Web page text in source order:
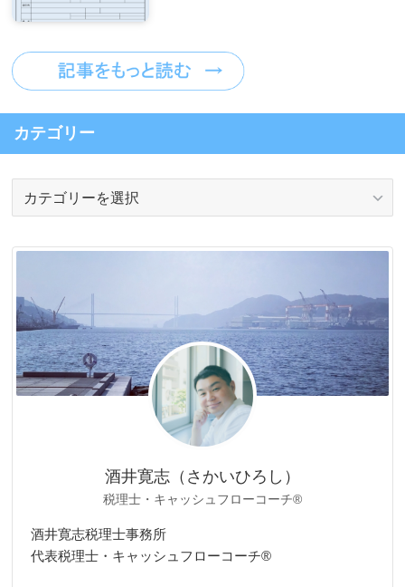
カテゴリー
リ
酒井寛志（さかいひろし）
税理士・キャッシュフローコーチ®
酒井寛志税理士事務所
代表税理士・キャッシュフローコーチ®